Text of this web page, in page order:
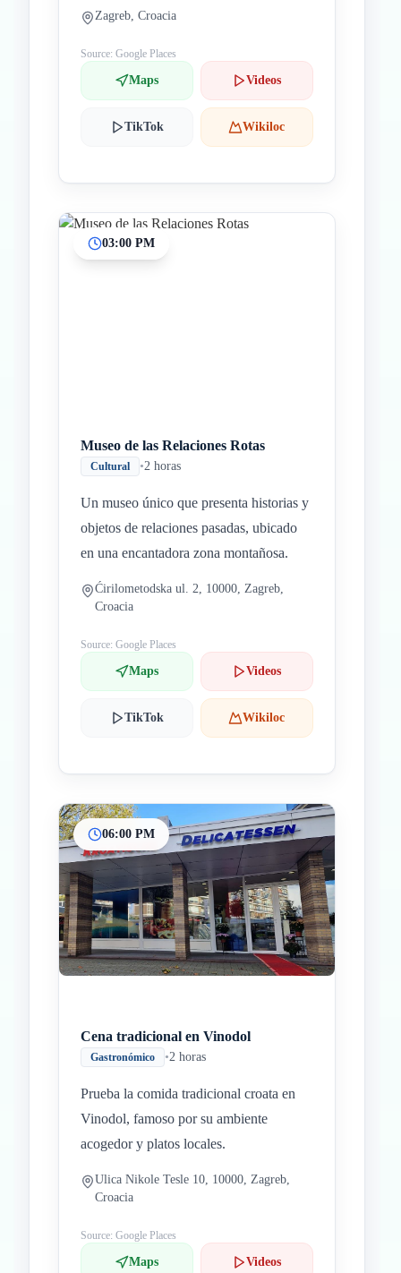
Zagreb, Croacia
Source: Google Places
Maps Videos
TikTok Wikiloc
03:00 PM
Museo de las Relaciones Rotas
Cultural •2 horas
Un museo único que presenta historias y
objetos de relaciones pasadas, ubicado
en una encantadora zona montañosa.
Ćirilometodska ul. 2, 10000, Zagreb,
Croacia
Source: Google Places
Maps Videos
TikTok Wikiloc
06:00 PM
Cena tradicional en Vinodol
Gastronómico •2 horas
Prueba la comida tradicional croata en
Vinodol, famoso por su ambiente
acogedor y platos locales.
Ulica Nikole Tesle 10, 10000, Zagreb,
Croacia
Source: Google Places
Maps Videos